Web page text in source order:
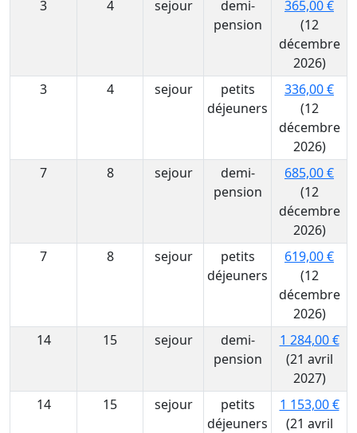
3 4 sejour
demi-
pension
365,00 €
(12
décembre
2026)
3
4 sejour
petits
déjeuners
336,00 €
(12
décembre
2026)
7
8 sejour
demi-
pension
685,00 €
(12
décembre
2026)
7
8 sejour
petits
déjeuners
619,00 €
(12
décembre
2026)
14
15 sejour
demi-
pension
1 284,00 €
(21 avril
2027)
14
15 sejour
petits
déjeuners
1 153,00 €
(21 avril